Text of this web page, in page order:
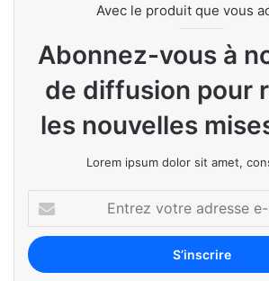
Avec le produit que vous
Abonnez-vous à
de diffusion pour
les nouvelles
Lorem ipsum dolor sit amet,